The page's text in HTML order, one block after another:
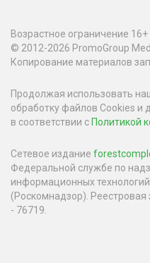
Возрастное ограничение 16+
© 2012-2026 PromoGroup
Копирование материалов
Продолжая использовать
обработку файлов Cookies и
в соответствии сПолитикой
Сетевое издание
Федеральной службе по
информационных
(Роскомнадзор).
- 76719.